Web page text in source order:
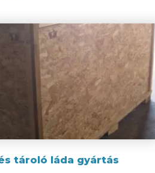
tároló láda gyártás